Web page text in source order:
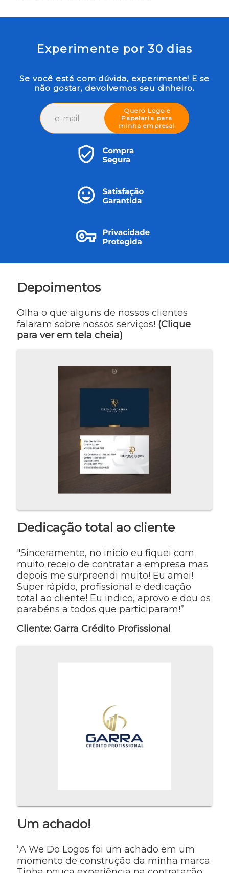
Experimente por 30 dias
Se você está com dúvida, experimente! E se
não gostar, devolvemos seu dinheiro.
Quero Logo e
Papelaria para
minha empresa!
Depoimentos
Olha o que alguns de nossos clientes
falaram sobre nossos serviços! (Clique
para ver em tela cheia)
Dedicação total ao cliente
"Sinceramente, no início eu fiquei com
muito receio de contratar a empresa mas
depois me surpreendi muito! Eu amei!
Super rápido, profissional e dedicação
total ao cliente! Eu indico, aprovo e dou os
parabéns a todos que participaram!”
Cliente: Garra Crédito Profissional
Um achado!
“A We Do Logos foi um achado em um
momento de construção da minha marca.